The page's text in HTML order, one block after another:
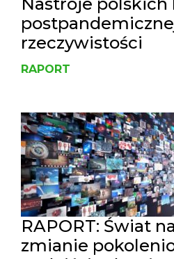
rzeczywistości
RAPORT
RAPORT: Świat
zmianie